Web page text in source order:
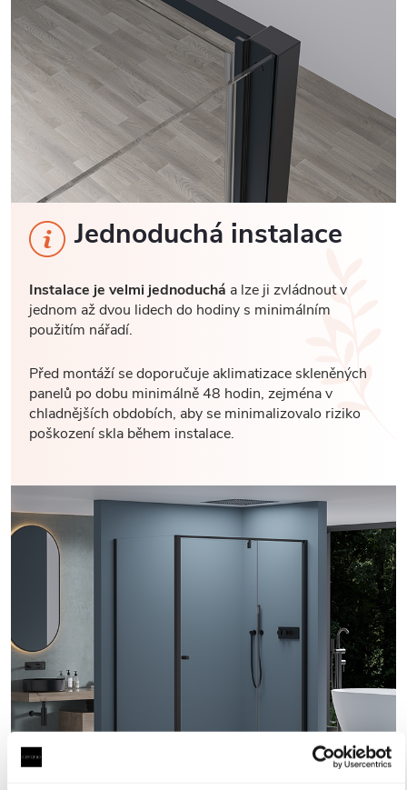
Jednoduchá instalace
Instalace je velmi jednoduchá a lze ji zvládnout v
jednom až dvou lidech do hodiny s minimálním
použitím nářadí.
Před montáží se doporučuje aklimatizace skleněných
panelů po dobu minimálně 48 hodin, zejména v
chladnějších obdobích, aby se minimalizovalo riziko
poškození skla během instalace.